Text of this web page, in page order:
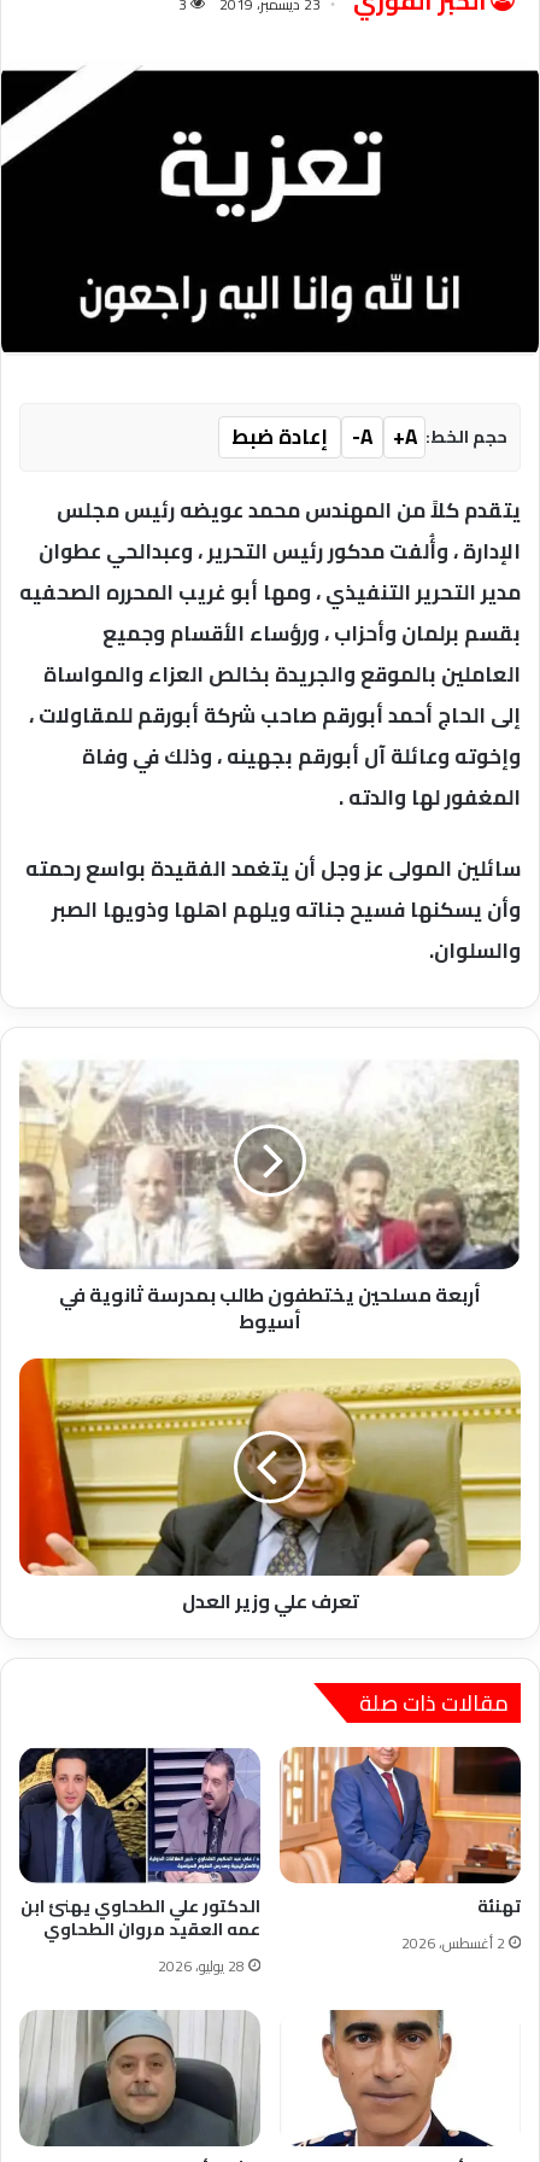
حجم الخط: A+
A-
إعادة ضبط
يتقدم كلاً من المهندس محمد عويضه رئيس مجلس
الإدارة ، وأُلفت مدكور رئيس التحرير ، وعبدالحي عطوان
مدير التحرير التنفيذي ، ومها أبو غريب المحرره الصحفيه
بقسم برلمان وأحزاب ، ورؤساء الأقسام وجميع
العاملين بالموقع والجريدة بخالص العزاء والمواساة
إلى الحاج أحمد أبورقم صاحب شركة أبورقم للمقاولات ،
وإخوته وعائلة آل أبورقم بجهينه ، وذلك في وفاة
المغفور لها والدته .
سائلين المولى عز وجل أن يتغمد الفقيدة بواسع رحمته
وأن يسكنها فسيح جناته ويلهم اهلها وذويها الصبر
والسلوان.
أربعة
مسلحين
يختطفون
طالب
بمدرسة
ثانوية
في
أسيوط
أربعة مسلحين يختطفون طالب بمدرسة ثانوية في
أسيوط
تعرف
علي
وزير
تعرف علي وزير العدل
مقالات ذات صلة
تهنئة
2 أغسطس، 2026
الدكتور علي الطحاوي يهنئ ابن
عمه العقيد مروان الطحاوي
28 يوليو، 2026